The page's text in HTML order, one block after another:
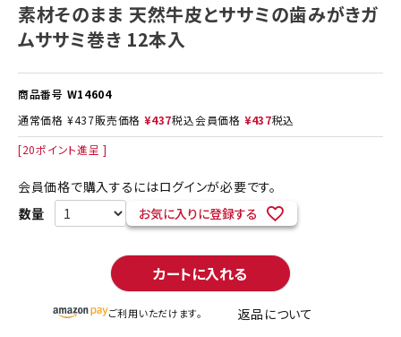
素材そのまま 天然牛皮とササミの歯みがきガ
ムササミ巻き 12本入
商品番号 W14604
通常価格 ¥437販売価格 ¥437税込会員価格 ¥437税込
[20ポイント進呈 ]
会員価格で購入するにはログインが必要です。
お気に入りに登録する
カートに入れる
ご利用いただけます。 返品について